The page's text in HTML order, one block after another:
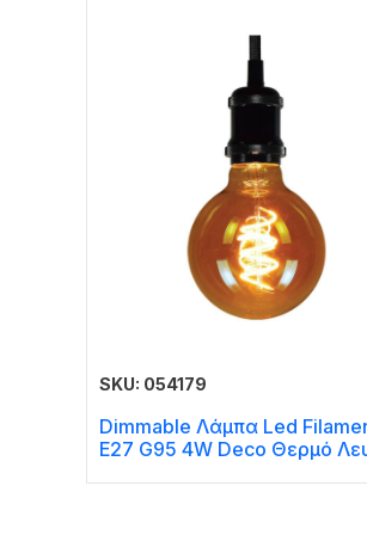
SKU: 054179
Dimmable Λάμπα Led
E27 G95 4W Deco Θερμό